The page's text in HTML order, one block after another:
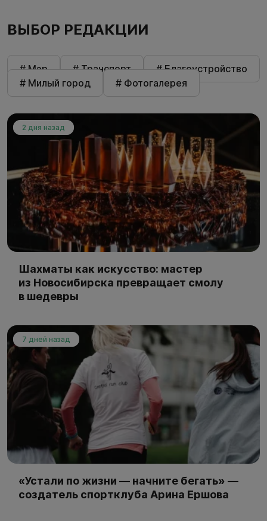
ВЫБОР РЕДАКЦИИ
# Мэр # Транспорт
# Благоустройство
# Милый город
# Фотогалерея
2 дня назад
Шахматы как искусство: мастер
из Новосибирска превращает смолу
в шедевры
7 дней назад
«Устали по жизни — начните бегать» —
создатель спортклуба Арина Ершова